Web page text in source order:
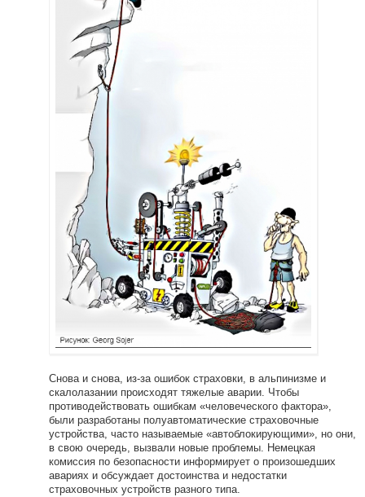
Снова и снова, из-за ошибок страховки, в альпинизме и
скалолазании происходят тяжелые аварии. Чтобы
противодействовать ошибкам «человеческого фактора»,
были разработаны полуавтоматические страховочные
устройства, часто называемые «автоблокирующими», но они,
в свою очередь, вызвали новые проблемы. Немецкая
комиссия по безопасности информирует о произошедших
авариях и обсуждает достоинства и недостатки
страховочных устройств разного типа.